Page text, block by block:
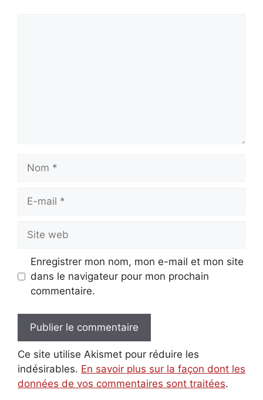
Nom
Site
web
Enregistrer mon nom, mon e-mail et mon site
dans le navigateur pour mon prochain
commentaire.
Ce site utilise Akismet pour réduire les
indésirables. En savoir plus sur la façon dont les
données de vos commentaires sont traitées.